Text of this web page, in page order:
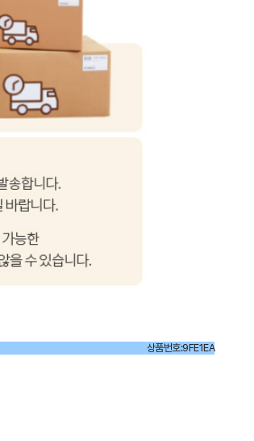
상품번호:9FE1EA